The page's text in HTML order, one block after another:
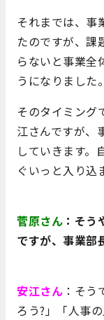
それまでは、事
たのですが、課
らないと事業全
うになりました。
そのタイミング
江さんですが、
していきます。
ぐいっと入り込
菅原さん ：そ
ですが、事業部
安江さん ：そ
ろう?」「人事